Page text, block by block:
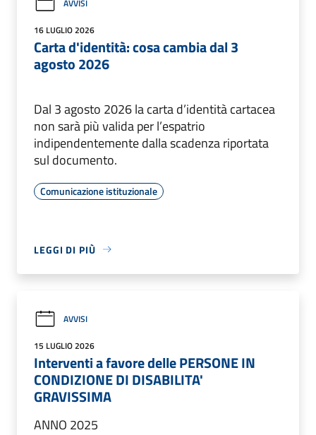
AVVISI
16 LUGLIO 2026
Carta d'identità: cosa cambia dal 3
agosto 2026
Dal 3 agosto 2026 la carta d’identità cartacea
non sarà più valida per l’espatrio
indipendentemente dalla scadenza riportata
sul documento.
Comunicazione istituzionale
LEGGI DI PIÙ
AVVISI
15 LUGLIO 2026
Interventi a favore delle PERSONE IN
CONDIZIONE DI DISABILITA'
GRAVISSIMA
ANNO 2025